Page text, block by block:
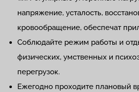
напряжение, усталость,
кровообращение, обеспечат
Соблюдайте режим работы и
физических, умственных и
перегрузок.
Ежегодно проходите плановый